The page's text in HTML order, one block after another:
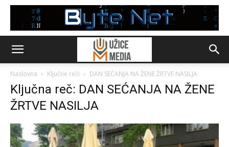
Naslovna Ključne reči DAN SEĆANJA NA ŽENE ŽRTVE NASILJA
Ključna reč: DAN SEĆANJA NA ŽENE
ŽRTVE NASILJA